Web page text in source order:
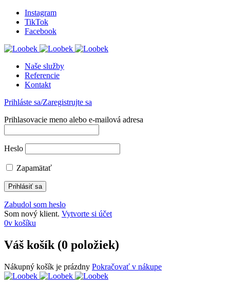
Instagram
TikTok
Facebook
Naše služby
Referencie
Kontakt
Prihláste sa/Zaregistrujte sa
Prihlasovacie meno alebo e-mailová adresa
Heslo
Zapamätať
Zabudol som heslo
Som nový klient. Vytvorte si účet
0v košíku
Váš košík (0 položiek)
Nákupný košík je prázdny Pokračovať v nákupe